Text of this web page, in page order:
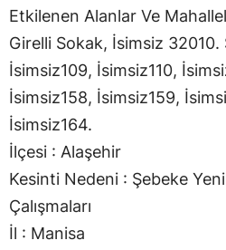
Etkilenen Alanlar Ve
Girelli Sokak, İsimsiz 32010.
İsimsiz109, İsimsiz110,
İsimsiz158, İsimsiz159,
İsimsiz164.
İlçesi : Alaşehir
Kesinti Nedeni : Şebeke
Çalışmaları
İl : Manisa